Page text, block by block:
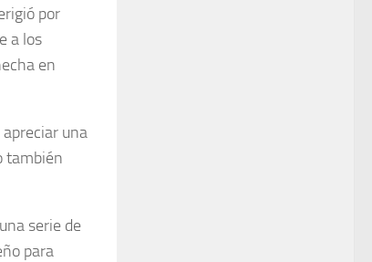
por
a los
en
una
también
serie de
para